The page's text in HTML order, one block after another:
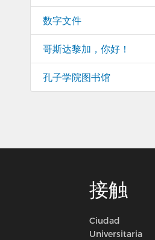
数字文件
哥斯达黎加，你好！
孔子学院图书馆
接触
Ciudad
Universitaria